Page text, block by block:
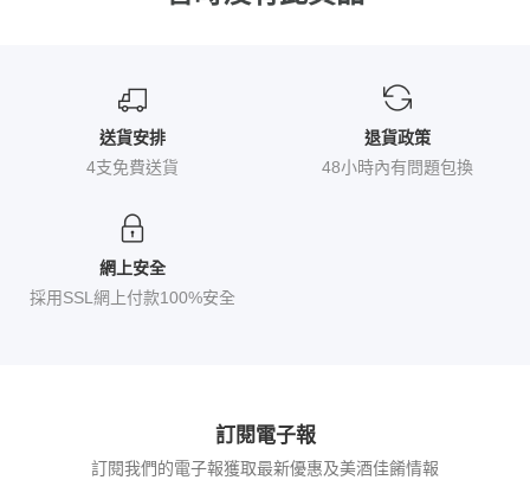
送貨安排
4支免費送貨
退貨政策
48小時內有問題包換
網上安全
採用SSL網上付款100%安全
訂閱電子報
訂閱我們的電子報獲取最新優惠及美酒佳餚情報